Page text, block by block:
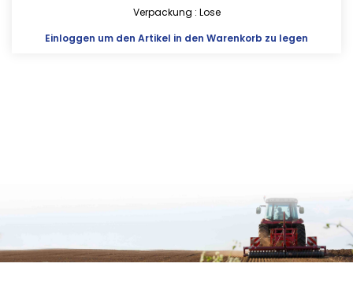
Verpackung : Lose
Einloggen um den Artikel in den Warenkorb zu legen